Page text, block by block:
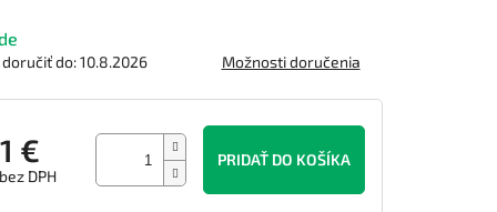
do: 10.8.2026 Možnosti doručenia
€
DPH
PRIDAŤ DO KOŠÍKA